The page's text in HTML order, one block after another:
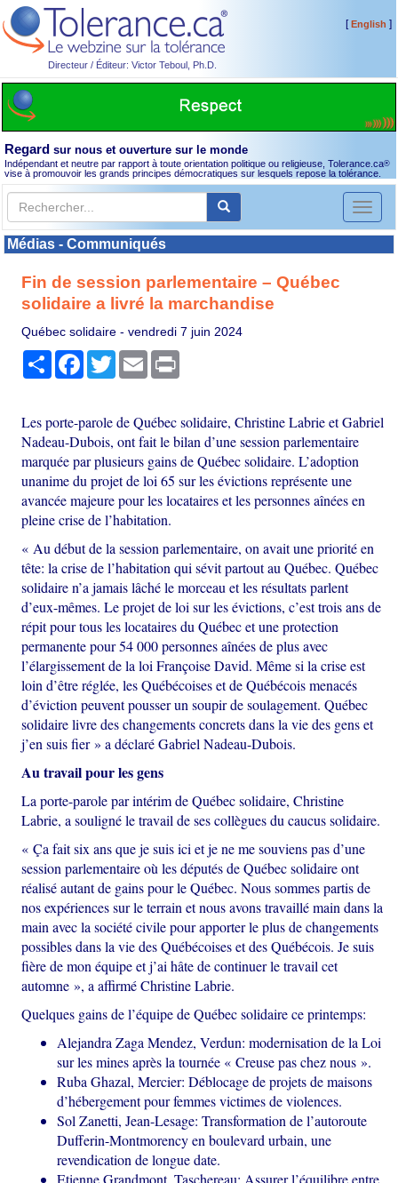
Directeur / Éditeur: Victor Teboul, Ph.D.
[English ]
Regard sur nous et ouverture sur le monde
Indépendant et neutre par rapport à toute orientation politique ou religieuse, Tolerance.ca®
vise à promouvoir les grands principes démocratiques sur lesquels repose la tolérance.
Toggle
Médias - Communiqués
Fin de session parlementaire – Québec
solidaire a livré la marchandise
Québec solidaire -vendredi 7 juin 2024
PartagerFacebook
TwitterEmail
Les porte-parole de Québec solidaire, Christine Labrie et Gabriel
Nadeau-Dubois, ont fait le bilan d’une session parlementaire
marquée par plusieurs gains de Québec solidaire. L’adoption
unanime du projet de loi 65 sur les évictions représente une
avancée majeure pour les locataires et les personnes aînées en
pleine crise de l’habitation.
« Au début de la session parlementaire, on avait une priorité en
tête: la crise de l’habitation qui sévit partout au Québec. Québec
solidaire n’a jamais lâché le morceau et les résultats parlent
d’eux-mêmes. Le projet de loi sur les évictions, c’est trois ans de
répit pour tous les locataires du Québec et une protection
permanente pour 54 000 personnes aînées de plus avec
l’élargissement de la loi Françoise David. Même si la crise est
loin d’être réglée, les Québécoises et de Québécois menacés
d’éviction peuvent pousser un soupir de soulagement. Québec
solidaire livre des changements concrets dans la vie des gens et
j’en suis fier » a déclaré Gabriel Nadeau-Dubois.
Au travail pour les gens
La porte-parole par intérim de Québec solidaire, Christine
Labrie, a souligné le travail de ses collègues du caucus solidaire.
« Ça fait six ans que je suis ici et je ne me souviens pas d’une
session parlementaire où les députés de Québec solidaire ont
réalisé autant de gains pour le Québec. Nous sommes partis de
nos expériences sur le terrain et nous avons travaillé main dans la
main avec la société civile pour apporter le plus de changements
possibles dans la vie des Québécoises et des Québécois. Je suis
fière de mon équipe et j’ai hâte de continuer le travail cet
automne », a affirmé Christine Labrie.
Quelques gains de l’équipe de Québec solidaire ce printemps:
Alejandra Zaga Mendez, Verdun: modernisation de la Loi
sur les mines après la tournée « Creuse pas chez nous ».
Ruba Ghazal, Mercier: Déblocage de projets de maisons
d’hébergement pour femmes victimes de violences.
Sol Zanetti, Jean-Lesage: Transformation de l’autoroute
Dufferin-Montmorency en boulevard urbain, une
revendication de longue date.
Etienne Grandmont, Taschereau: Assurer l’équilibre entre